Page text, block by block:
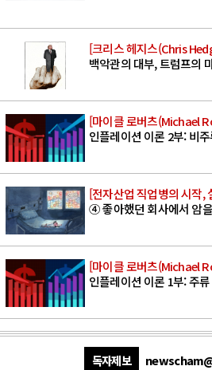
[크리스 헤지스(Chris
백악관의 대부, 트럼프의
[마이클 로버츠(Michael
인플레이션 이론 2부: 비
[전자산업 직업병의 시작,
④ 좋아했던 회사에서 암
[마이클 로버츠(Michael
인플레이션 이론 1부: 주
독자제보